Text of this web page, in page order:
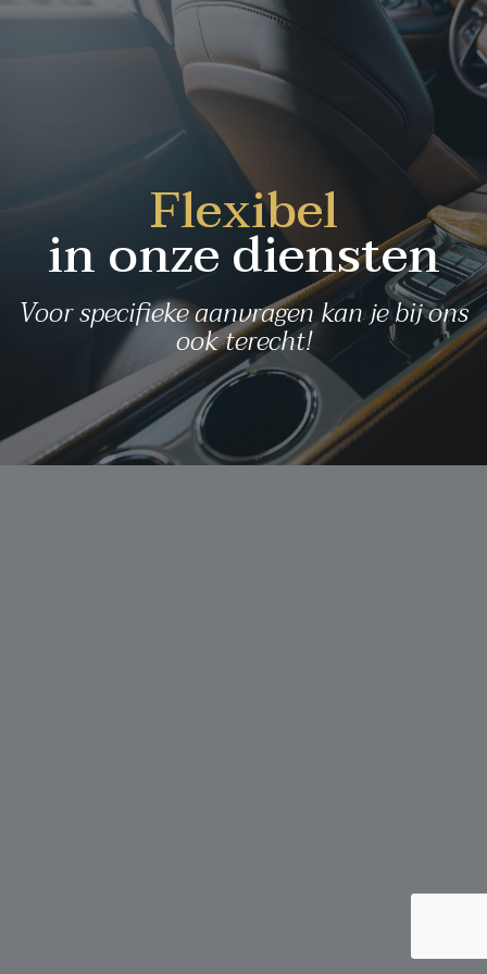
Flexibel
in onze diensten
Voor specifieke aanvragen kan je bij ons
ook terecht!